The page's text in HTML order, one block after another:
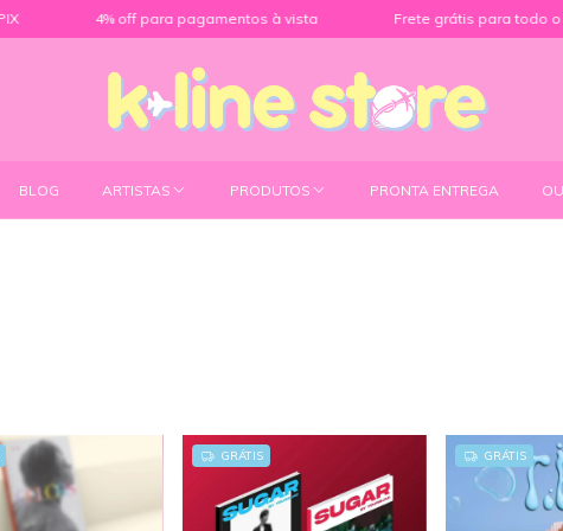
4% off para pagamentos à vista Frete grátis para todo o Brasil
BLOG ARTISTAS PRODUTOS PRONTA ENTREGA
GRÁTIS GRÁTIS